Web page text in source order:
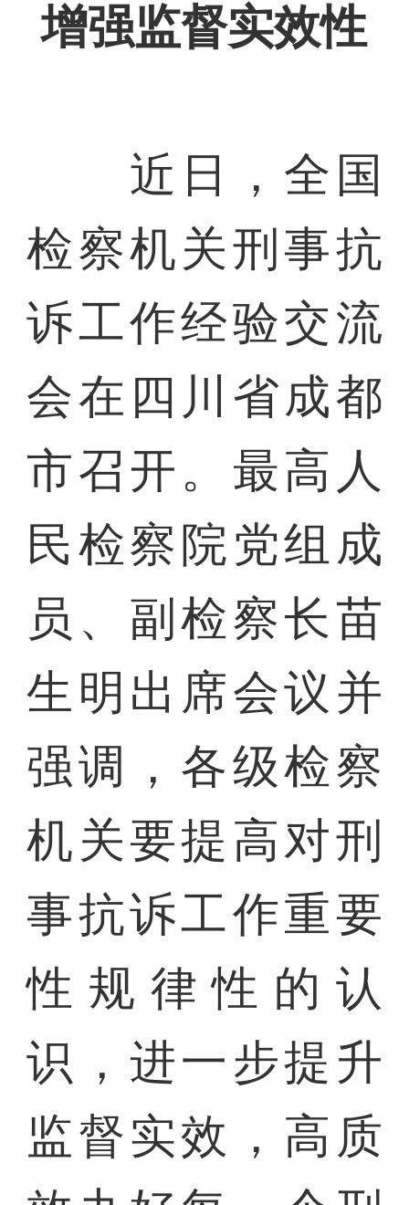
增强监督实效性
近日，全国
检察机关刑事抗
诉工作经验交流
会在四川省成都
市召开。最高人
民检察院党组成
员、副检察长苗
生明出席会议并
强调，各级检察
机关要提高对刑
事抗诉工作重要
性规律性的认
识，进一步提升
监督实效，高质